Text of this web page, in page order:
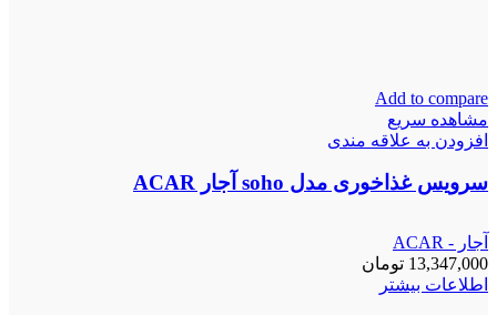
Add to compare
مشاهده سریع
افزودن به علاقه مندی
سرویس غذاخوری مدل soho آجار ACAR
آجار - ACAR
13,347,000 تومان
اطلاعات بیشتر